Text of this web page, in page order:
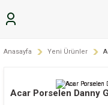
Anasayfa Yeni Ürünler
Acar Porselen Danny